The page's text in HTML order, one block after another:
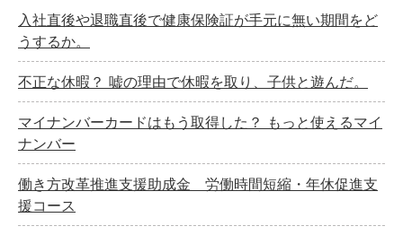
入社直後や退職直後で健康保険証が手元に無い期間をど
うするか。
不正な休暇？ 嘘の理由で休暇を取り、子供と遊んだ。
マイナンバーカードはもう取得した？ もっと使えるマイ
ナンバー
働き方改革推進支援助成金 労働時間短縮・年休促進支
援コース